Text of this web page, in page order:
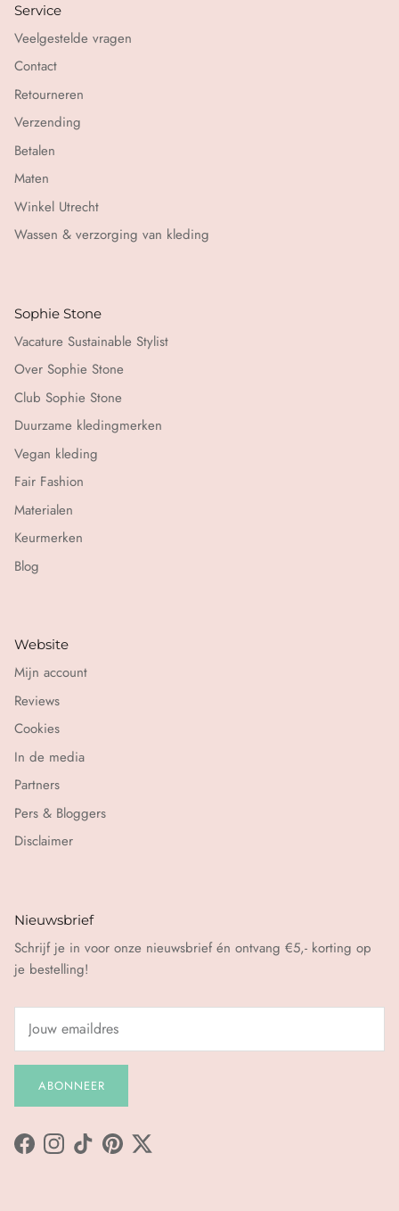
Service
Veelgestelde vragen
Contact
Retourneren
Verzending
Betalen
Maten
Winkel Utrecht
Wassen & verzorging van kleding
Sophie Stone
Vacature Sustainable Stylist
Over Sophie Stone
Club Sophie Stone
Duurzame kledingmerken
Vegan kleding
Fair Fashion
Materialen
Keurmerken
Blog
Website
Mijn account
Reviews
Cookies
In de media
Partners
Pers & Bloggers
Disclaimer
Nieuwsbrief
Schrijf je in voor onze nieuwsbrief én ontvang €5,- korting op
je bestelling!
ABONNEER
FacebookInstagram
TikTokPinterestTwitter